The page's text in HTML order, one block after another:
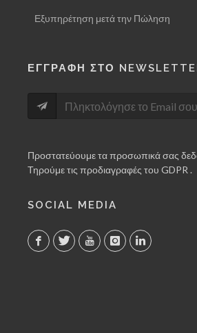
Εξυπηρέτηση μετά την Πώληση
ΕΓΓΡΑΦΗ ΣΤΟ
Προστατεύουμε τα προσωπικά σας
Τηρούμε τις προδιαγραφές του GDPR .
SOCIAL MEDIA